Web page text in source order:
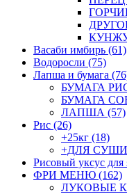
Васаби имбирь (61)
Водоросли (75)
Лапша и бумага
БУМАГА
БУМАГА
ЛАПША (57)
Рис (26)
+25кг (18)
+ДЛЯ СУШИ
Рисовый уксус для
ФРИ МЕНЮ (162)
ЛУКОВЫЕ